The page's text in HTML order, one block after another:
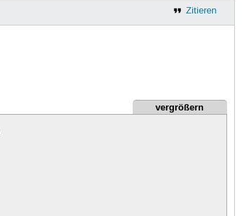
Zitieren
vergrößern